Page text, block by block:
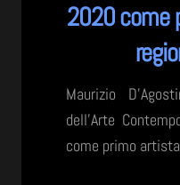
2020 come
Maurizio
dell’Arte
come primo